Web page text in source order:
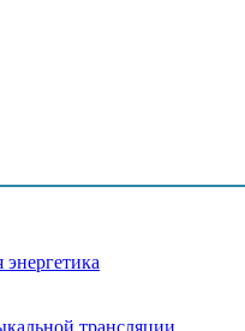
трансляции